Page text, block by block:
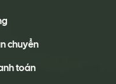
chuyển
toán